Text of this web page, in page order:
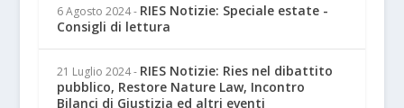
6 Agosto 2024 - RIES Notizie: Speciale estate -
Consigli di lettura
21 Luglio 2024 - RIES Notizie: Ries nel dibattito
pubblico, Restore Nature Law, Incontro
Bilanci di Giustizia ed altri eventi